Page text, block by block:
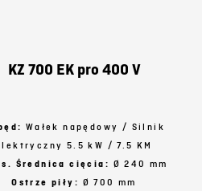
KZ 700 EK pro 400 V
Wałek napędowy / Silnik
5.5 kW / 7.5 KM
Średnica cięcia: Ø 240 mm
Ostrze piły: Ø 700 mm